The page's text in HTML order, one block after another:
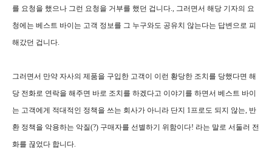
를 요청을 했으나 그런 요청을 거부를 했던 겁니다., 그러면서 해당 기자의 요
청에는 베스트 바이는 고객 정보를 그 누구와도 공유치 않는다는 답변으로 피
해갔던 겁니다.
그러면서 만약 자사의 제품을 구입한 고객이 이런 황당한 조치를 당했다면 해
당 전화로 연락을 해주면 바로 조치를 하겠다고 이야기를 하면서 베스트 바이
는 고객에게 적대적인 정책을 쓰는 회사가 아니라 단지 1프로도 되지 않는, 반
환 정책을 악용하는 악질(?) 구매자를 선별하기 위함이다! 라는 말로 서둘러 전
화를 끊었다 합니다.